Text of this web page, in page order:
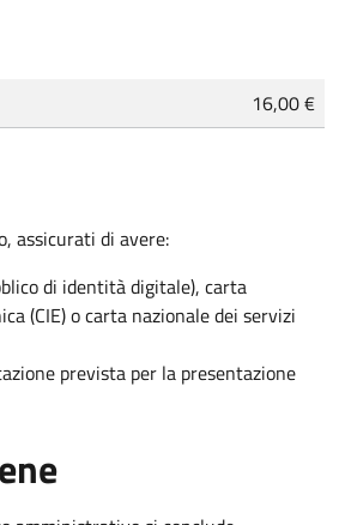
16,00 €
assicurati di avere:
di identità digitale), carta
(CIE) o carta nazionale dei servizi
prevista per la presentazione